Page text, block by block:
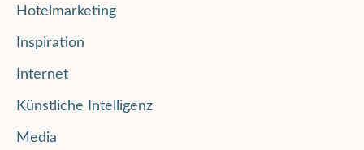
Hotelmarketing
Inspiration
Internet
Künstliche Intelligenz
Media